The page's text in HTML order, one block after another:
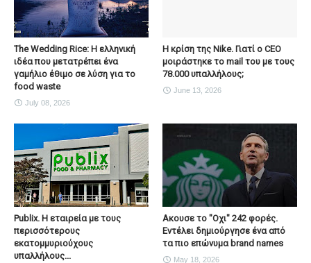
The Wedding Rice: Η ελληνική
ιδέα που μετατρέπει ένα
γαμήλιο έθιμο σε λύση για το
food waste
July 08, 2026
Η κρίση της Nike. Γιατί ο CEO
μοιράστηκε το mail του με τους
78.000 υπαλλήλους;
June 13, 2026
Publix. Η εταιρεία με τους
περισσότερους
εκατομμυριούχους
υπαλλήλους...
Ακουσε το "Οχι" 242 φορές.
Εντέλει δημιούργησε ένα από
τα πιο επώνυμα brand names
May 18, 2026